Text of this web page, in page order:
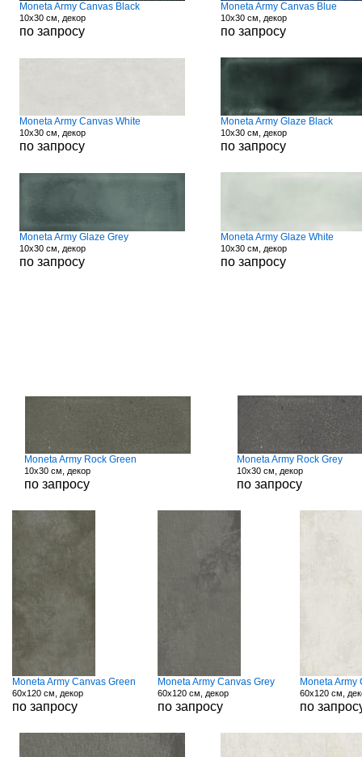
Moneta Army Canvas Black
10x30 см, декор
по запросу
Moneta Army Canvas Blue
10x30 см, декор
по запросу
Moneta Army Canvas White
10x30 см, декор
по запросу
Moneta Army Glaze Black
10x30 см, декор
по запросу
Moneta Army Glaze Grey
10x30 см, декор
по запросу
Moneta Army Glaze White
10x30 см, декор
по запросу
Moneta Army Rock Green
10x30 см, декор
по запросу
Moneta Army Rock Grey
10x30 см, декор
по запросу
Moneta Army Canvas Green
60x120 см, декор
по запросу
Moneta Army Canvas Grey
60x120 см, декор
по запросу
Moneta Army
60x120 см,
по